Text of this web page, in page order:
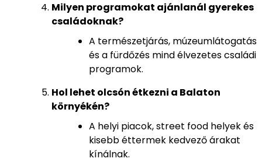
Milyen programokat ajánlanál gyerekes
családoknak?
A természetjárás, múzeumlátogatás
és a fürdőzés mind élvezetes családi
programok.
Hol lehet olcsón étkezni a Balaton
környékén?
A helyi piacok, street food helyek és
kisebb éttermek kedvező árakat
kínálnak.